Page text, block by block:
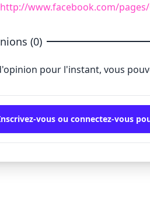
http://www.facebook.com/
(0)
pour l'instant, vous
vous ou connectez-vous